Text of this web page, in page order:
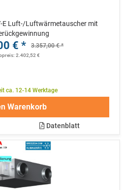
E Luft-/Luftwärmetauscher mit
€ * 3.357,00 € *
2.402,52 €
ca. 12-14 Werktage
Warenkorb
Datenblatt